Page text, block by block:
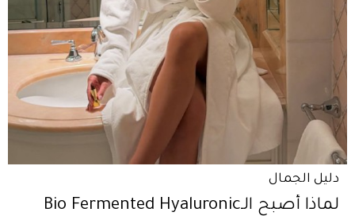
دليل الجمال
لماذا أصبح الـBio Fermented Hyaluronic